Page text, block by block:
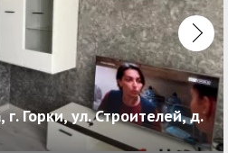
Горки, ул. Строителей, д.